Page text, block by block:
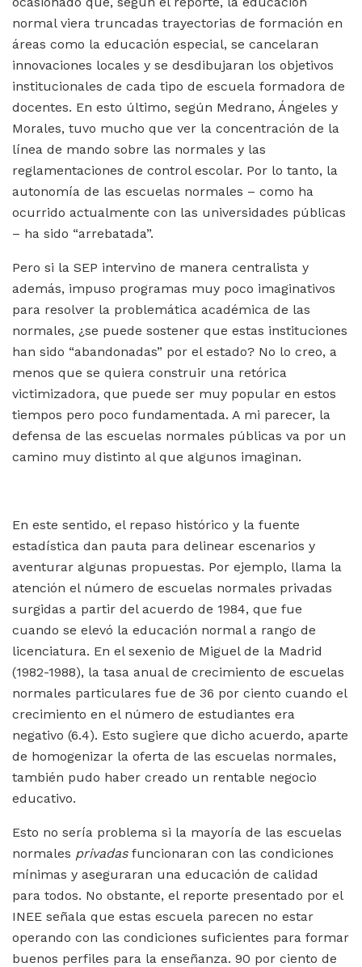
normal viera truncadas trayectorias de formación en
áreas como la educación especial, se cancelaran
innovaciones locales y se desdibujaran los objetivos
institucionales de cada tipo de escuela formadora de
docentes. En esto último, según Medrano, Ángeles y
Morales, tuvo mucho que ver la concentración de la
línea de mando sobre las normales y las
reglamentaciones de control escolar. Por lo tanto, la
autonomía de las escuelas normales – como ha
ocurrido actualmente con las universidades públicas
– ha sido “arrebatada”.
Pero si la SEP intervino de manera centralista y
además, impuso programas muy poco imaginativos
para resolver la problemática académica de las
normales, ¿se puede sostener que estas instituciones
han sido “abandonadas” por el estado? No lo creo, a
menos que se quiera construir una retórica
victimizadora, que puede ser muy popular en estos
tiempos pero poco fundamentada. A mi parecer, la
defensa de las escuelas normales públicas va por un
camino muy distinto al que algunos imaginan.
En este sentido, el repaso histórico y la fuente
estadística dan pauta para delinear escenarios y
aventurar algunas propuestas. Por ejemplo, llama la
atención el número de escuelas normales privadas
surgidas a partir del acuerdo de 1984, que fue
cuando se elevó la educación normal a rango de
licenciatura. En el sexenio de Miguel de la Madrid
(1982-1988), la tasa anual de crecimiento de escuelas
normales particulares fue de 36 por ciento cuando el
crecimiento en el número de estudiantes era
negativo (6.4). Esto sugiere que dicho acuerdo, aparte
de homogenizar la oferta de las escuelas normales,
también pudo haber creado un rentable negocio
educativo.
Esto no sería problema si la mayoría de las escuelas
normales privadasfuncionaran con las condiciones
mínimas y aseguraran una educación de calidad
para todos. No obstante, el reporte presentado por el
INEE señala que estas escuela parecen no estar
operando con las condiciones suficientes para formar
buenos perfiles para la enseñanza. 90 por ciento de